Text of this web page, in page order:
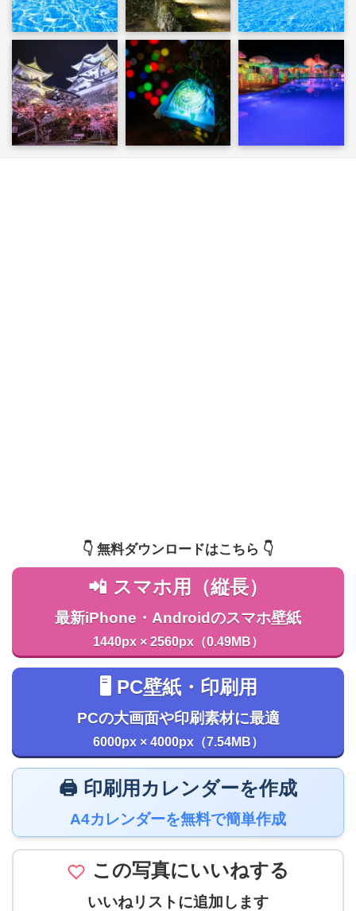
👇️ 無料ダウンロードはこちら 👇️
📲 スマホ用（縦長）
最新iPhone・Androidのスマホ壁紙
1440px × 2560px（0.49MB）
🖥️ PC壁紙・印刷用
PCの大画面や印刷素材に最適
6000px × 4000px（7.54MB）
🖨️ 印刷用カレンダーを作成
A4カレンダーを無料で簡単作成
この写真にいいねする
いいねリストに追加します